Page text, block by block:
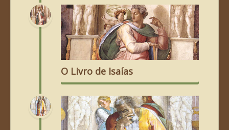
O Livro de Isaías